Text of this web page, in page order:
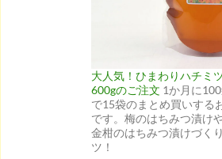
大人気！ひまわりハチミ
600gのご注文 1か月に
で15袋のまとめ買いする
です。梅のはちみつ漬け
金柑のはちみつ漬けづく
ツ！